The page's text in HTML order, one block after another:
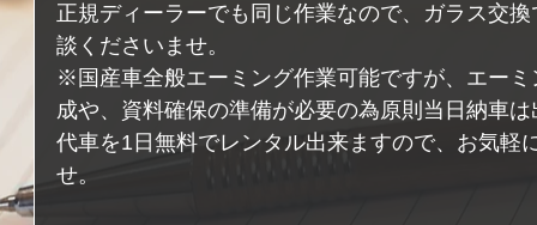
正規ディーラーでも同じ作業なので、ガラス交
談くださいませ。
※国産車全般エーミング作業可能ですが、エー
成や、資料確保の準備が必要の為原則当日納車
代車を1日無料でレンタル出来ますので、お気軽
せ。